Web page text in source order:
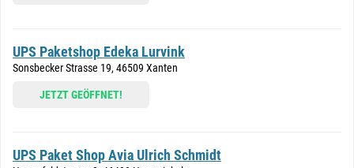
UPS Paketshop Edeka Lurvink
Sonsbecker Strasse 19, 46509 Xanten
JETZT GEÖFFNET!
UPS Paket Shop Avia Ulrich Schmidt